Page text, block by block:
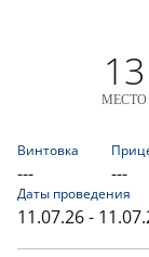
13
МЕСТО
Винтовка
--- ---
Даты проведения
11.07.26 -